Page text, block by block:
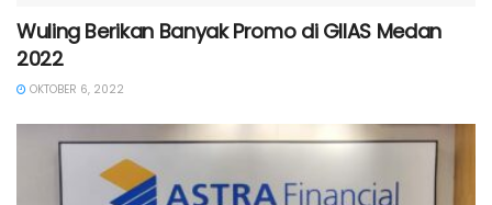
Wuling Berikan Banyak Promo di GIIAS Medan
2022
OKTOBER 6, 2022